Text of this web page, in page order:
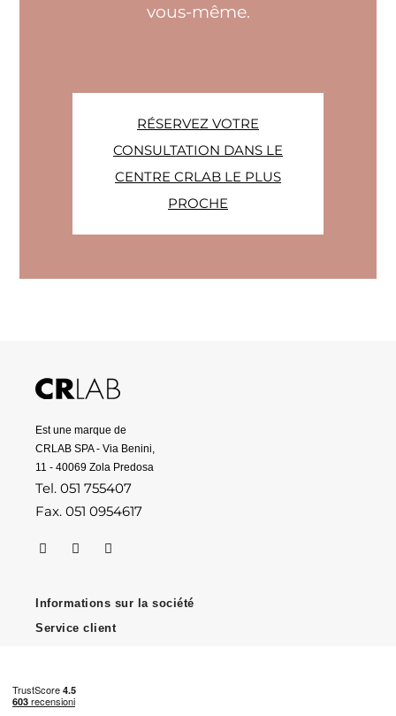
vous-même.
RÉSERVEZ VOTRE
CONSULTATION DANS LE
CENTRE CRLAB LE PLUS
PROCHE
Est une marque de
CRLAB SPA - Via Benini,
11 - 40069 Zola Predosa
Tel. 051 755407
Fax. 051 0954617
Informations sur la société
Service client